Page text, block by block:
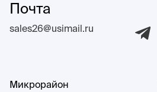
Почта
sales26@usimail.ru
Микрорайон